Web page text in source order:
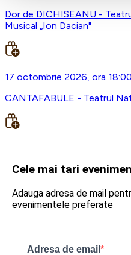
Dor de DICHISEANU -
Musical „Ion Dacian"
17 octombrie 2026, ora 18:00
CANTAFABULE - Teatrul
Cele mai tari
Adauga adresa de mail
evenimentele preferate
Adresa de email